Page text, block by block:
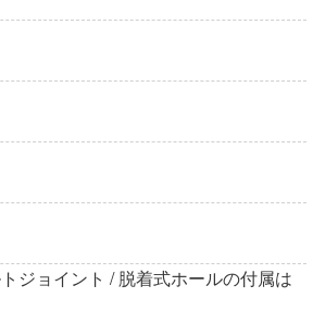
ジョイント / 脱着式ホールの付属は